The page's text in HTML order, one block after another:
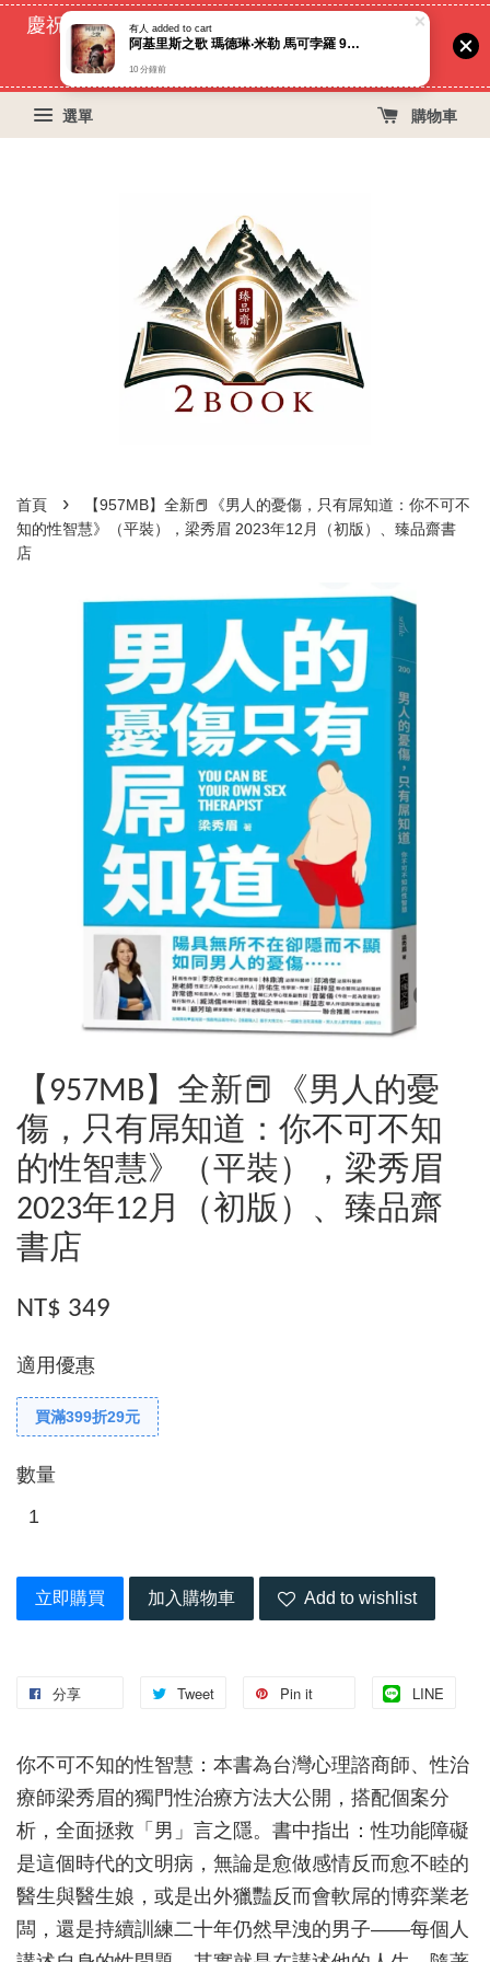
慶祝蝦皮好評過萬！買399免運費, 再立折29元
51天
選單 購物車
首頁 ›
【957MB】全新📕《男人的憂傷，只有屌知道：你不可不
知的性智慧》（平裝），梁秀眉 2023年12月（初版）、臻品齋書
店
【957MB】全新📕《男人的憂
傷，只有屌知道：你不可不知
的性智慧》（平裝），梁秀眉
2023年12月（初版）、臻品齋
書店
NT$ 349
適用優惠
買滿399折29元
數量
立即購買 加入購物車 Add to wishlist
分享 Tweet Pin it LINE
你不可不知的性智慧：本書為台灣心理諮商師、性治
療師梁秀眉的獨門性治療方法大公開，搭配個案分
析，全面拯救「男」言之隱。書中指出：性功能障礙
是這個時代的文明病，無論是愈做感情反而愈不睦的
醫生與醫生娘，或是出外獵豔反而會軟屌的博弈業老
闆，還是持續訓練二十年仍然早洩的男子——每個人